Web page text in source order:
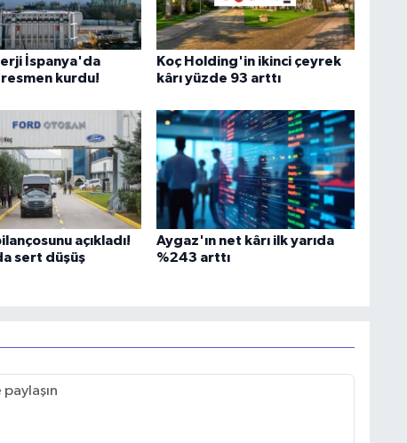
İspanya'da
kurdu!
Koç Holding'in ikinci çeyrek
kârı yüzde 93 arttı
açıkladı!
sert düşüş
Aygaz'ın net kârı ilk yarıda
%243 arttı